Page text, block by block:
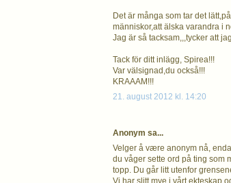
Det är många som tar det
människor,att älska varandra i
Jag är så tacksam,,,tycker att
Tack för ditt inlägg, Spirea!!!
Var välsignad,du också!!!
KRAAAM!!!
21. august 2012 kl. 14:20
Anonym sa...
Velger å være anonym nå,
du våger sette ord på ting som
topp. Du går litt utenfor
Vi har slitt mye i vårt ekteskap